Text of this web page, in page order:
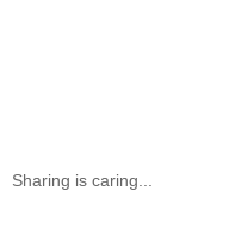
Sharing is caring...